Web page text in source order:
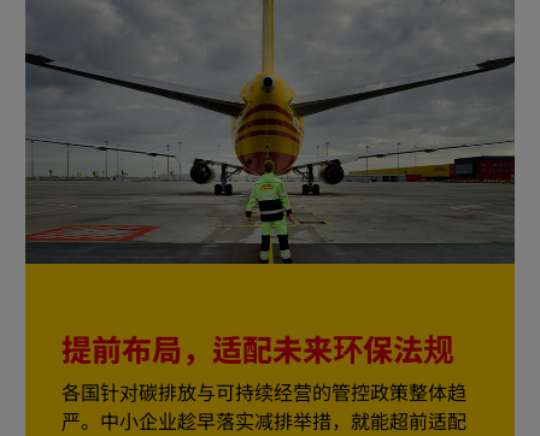
提前布局，适配未来环保法规
各国针对碳排放与可持续经营的管控政策整体趋
严。中小企业趁早落实减排举措，就能超前适配